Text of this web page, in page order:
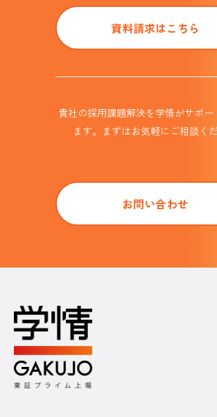
資料請求はこちら
貴社の採用課題解決を学情がサポー
ます。まずはお気軽にご相談く
お問い合わせ